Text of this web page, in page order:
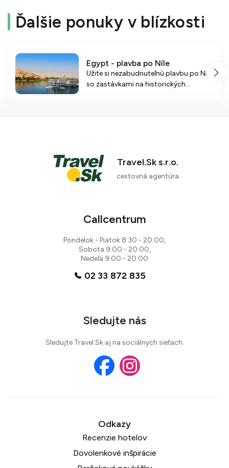
Ďalšie ponuky v blízkosti
Egypt - plavba po Níle
Užite si nezabudnuteľnú plavbu po Níle
so zastávkami na historických
Travel.Sk s.r.o.
cestovná agentúra
Callcentrum
Pondelok - Piatok 8:30 - 20:00,
Sobota 9:00 - 20:00,
Nedeľa 9:00 - 20:00
02 33 872 835
Sledujte nás
Sledujte Travel.Sk aj na sociálnych sieťach.
Recenzie hotelov
Dovolenkové inšpirácie